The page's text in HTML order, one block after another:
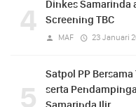
4
Dinkes Samarinda
Screening TBC
MAF 23 Januari
5
Satpol PP
serta